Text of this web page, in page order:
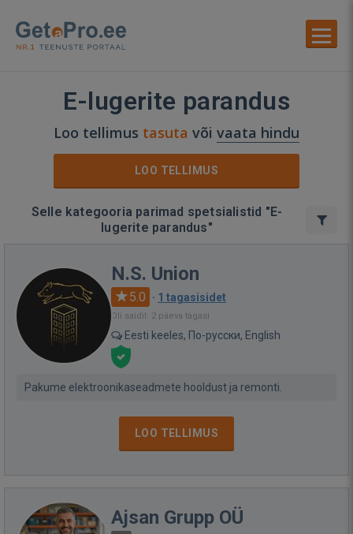
E-lugerite parandus
Loo tellimus tasuta või vaata hindu
LOO TELLIMUS
Selle kategooria parimad spetsialistid "E-
lugerite parandus"
N.S. Union
5.0 · 1 tagasisidet
Oli saidil: 2 päeva tagasi
Eesti keeles, По-русски, English
Pakume elektroonikaseadmete hooldust ja remonti.
LOO TELLIMUS
Ajsan Grupp OÜ